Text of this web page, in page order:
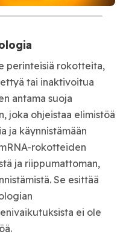
perinteisiä rokotteita,
tai inaktivoitua
antama suoja
joka ohjeistaa elimistöä
ja käynnistämään
rokotteiden
ja riippumattoman,
Se esittää
ei ole